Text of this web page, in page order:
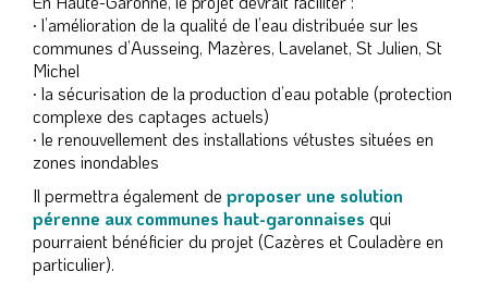
· l’amélioration de la qualité de l’eau distribuée sur les
communes d’Ausseing, Mazères, Lavelanet, St Julien, St
Michel
· la sécurisation de la production d’eau potable (protection
complexe des captages actuels)
· le renouvellement des installations vétustes situées en
zones inondables
Il permettra également de proposer une solution
pérenne aux communes haut-garonnaises qui
pourraient bénéficier du projet (Cazères et Couladère en
particulier).